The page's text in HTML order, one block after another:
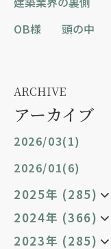
OB様
頭の中
ARCHIVE
アーカイブ
2026/03(1)
2026/01(6)
2025年 (285)
2024年 (366)
2023年 (285)